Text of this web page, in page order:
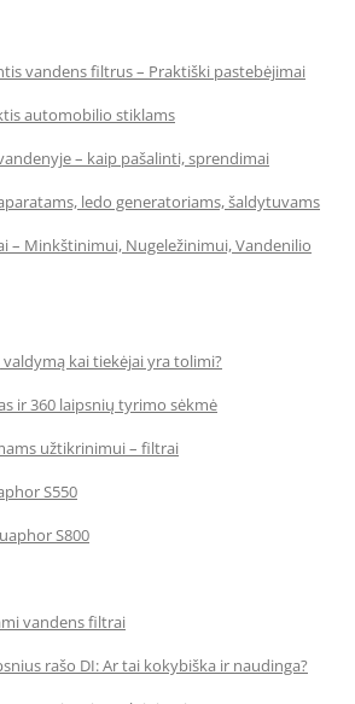
vandens filtrus – Praktiški pastebėjimai
automobilio stiklams
– kaip pašalinti, sprendimai
ledo generatoriams, šaldytuvams
– Minkštinimui, Nugeležinimui, Vandenilio
kai tiekėjai yra tolimi?
ir 360 laipsnių tyrimo sėkmė
užtikrinimui – filtrai
S550
S800
vandens filtrai
rašo DI: Ar tai kokybiška ir naudinga?